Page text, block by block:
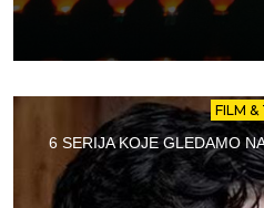
FILM &
6 SERIJA KOJE GLEDAMO